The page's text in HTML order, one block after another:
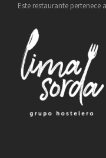
Este restaurante pertenece